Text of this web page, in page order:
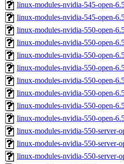
linux-modules-nvidia-545-open-
linux-modules-nvidia-545-open-
linux-modules-nvidia-550-open-
linux-modules-nvidia-550-open-
linux-modules-nvidia-550-open-
linux-modules-nvidia-550-open-
linux-modules-nvidia-550-open-
linux-modules-nvidia-550-open-
linux-modules-nvidia-550-open-
linux-modules-nvidia-550-open-
linux-modules-nvidia-550-server-
linux-modules-nvidia-550-server-
linux-modules-nvidia-550-server-